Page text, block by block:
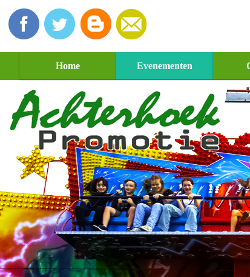
Home Evenementen